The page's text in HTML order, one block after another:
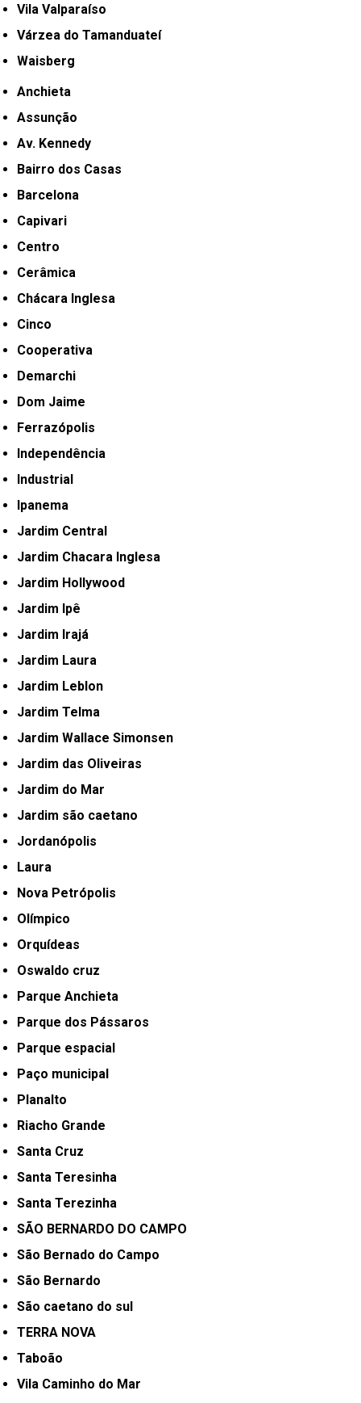
Vila Valparaíso
Várzea do Tamanduateí
Waisberg
Anchieta
Assunção
Av. Kennedy
Bairro dos Casas
Barcelona
Capivari
Centro
Cerâmica
Chácara Inglesa
Cinco
Cooperativa
Demarchi
Dom Jaime
Ferrazópolis
Independência
Industrial
Ipanema
Jardim Central
Jardim Chacara Inglesa
Jardim Hollywood
Jardim Ipê
Jardim Irajá
Jardim Laura
Jardim Leblon
Jardim Telma
Jardim Wallace Simonsen
Jardim das Oliveiras
Jardim do Mar
Jardim são caetano
Jordanópolis
Laura
Nova Petrópolis
Olímpico
Orquídeas
Oswaldo cruz
Parque Anchieta
Parque dos Pássaros
Parque espacial
Paço municipal
Planalto
Riacho Grande
Santa Cruz
Santa Teresinha
Santa Terezinha
SÃO BERNARDO DO CAMPO
São Bernado do Campo
São Bernardo
São caetano do sul
TERRA NOVA
Taboão
Vila Caminho do Mar